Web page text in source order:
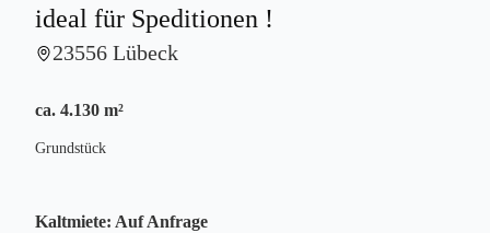
ideal für Speditionen !
23556 Lübeck
ca. 4.130 m²
Grundstück
Kaltmiete: Auf Anfrage